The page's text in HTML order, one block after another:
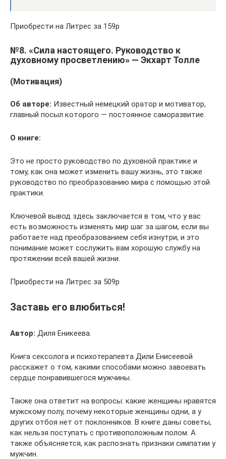
Приобрести на Литрес за 159р
№8. «Сила настоящего. Руководство к
духовному просветлению» — Экхарт Толле
(Мотивация)
Об авторе: Известный немецкий оратор и мотиватор,
главный посыл которого — постоянное саморазвитие.
О книге:
Это не просто руководство по духовной практике и
тому, как она может изменить вашу жизнь, это также
руководство по преобразованию мира с помощью этой
практики.
Ключевой вывод здесь заключается в том, что у вас
есть возможность изменять мир шаг за шагом, если вы
работаете над преобразованием себя изнутри, и это
понимание может сослужить вам хорошую службу на
протяжении всей вашей жизни.
Приобрести на Литрес за 509р
Заставь его влюбиться!
Автор: Диля Еникеева.
Книга сексолога и психотерапевта Дили Енисеевой
расскажет о том, какими способами можно завоевать
сердце понравившегося мужчины.
Также она ответит на вопросы: какие женщины нравятся
мужскому полу, почему некоторые женщины одни, а у
других отбоя нет от поклонников. В книге даны советы,
как нельзя поступать с противоположным полом. А
также объясняется, как распознать признаки симпатии у
мужчин.